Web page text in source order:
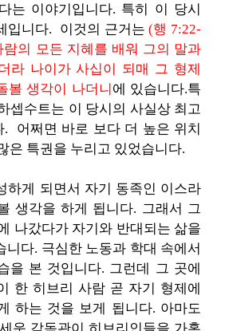
는 이야기입니다. 특히 이 당시
입니다. 이것의 근거는(행 7:22-
람의 모든 지혜를 배워 그의 말과
라 나이가 사십이 되매 그 형제
볼 생각이 나더니 에 있습니다.특
셉수트는 이 당시의 사실상 최고
. 어쩌면 바로 보다 더 높은 위치
은 특권을 누리고 있었습니다.
하게 되면서 자기 동족인 이스라
생각을 하게 됩니다. 그래서 그
나갔다가 자기와 반대되는 삶을
니다. 극심한 노동과 학대 속에서
을 본 것입니다. 그런데 그 곳에
한 히브리 사람 곧 자기 형제에
하는 것을 보게 됩니다. 아마도